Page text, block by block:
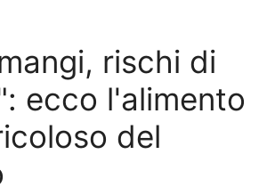
rischi di
ecco l'alimento
del